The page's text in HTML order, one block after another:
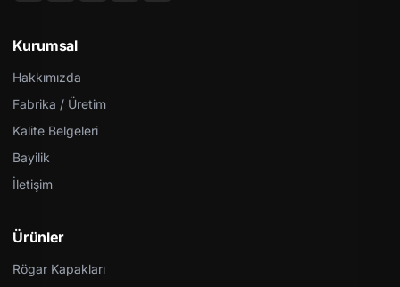
Kurumsal
Hakkımızda
Fabrika / Üretim
Kalite Belgeleri
Bayilik
İletişim
Ürünler
Rögar Kapakları